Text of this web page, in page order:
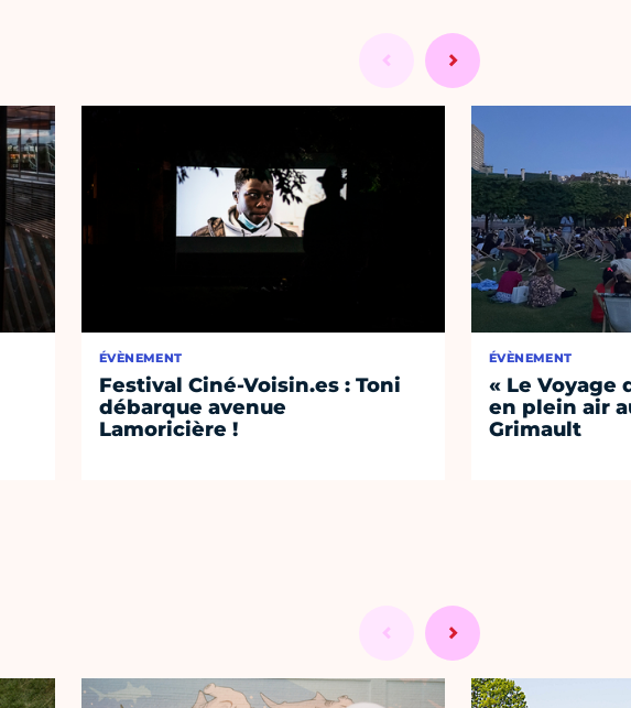
ÉVÈNEMENT
Festival Ciné-Voisin.es : Toni
débarque avenue
Lamoricière !
ÉVÈNEMENT
« Le Voyage
en plein air
Grimault